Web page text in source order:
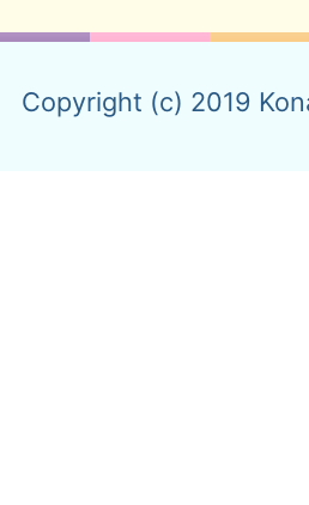
Copyright (c) 2019